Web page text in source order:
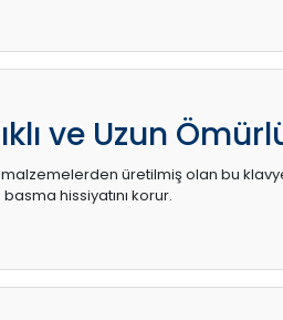
ve Uzun
üretilmiş olan bu klavye,
hissiyatını korur.